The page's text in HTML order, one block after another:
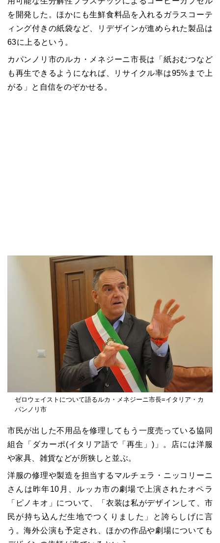
を開発した。ほかにも生鮮食料品を入れるガラスコーテ
ィング付きの紙袋など、リデザインが進められた製品は
63に上るという。
カパンノリ市のルカ・メネジーニ市長は「紙おむつなど
も再生できるようになれば、リサイクル率は95%まで上
がる」と自信をのぞかせる。
ゼロウェイストについて語るルカ・メネジーニ市長=イタリア・カ
パンノリ市
市民が出した不用品を修理してもう一度売っている協同
組合「ダカーポ(イタリア語で「再生」)」。店には洋服
や家具、雑貨などが所狭しと並ぶ。
洋服の修理や製造を担当するマルチェラ・ニッコリーニ
さんは昨年10月、ルッカ市の劇場で上演されたオペラ
「ピノキオ」について、「衣装は私がデザインして、市
民が持ち込んだ生地でつくりました」と誇らしげに言
う。海外公演も予定され、ほかの作品や劇場についても